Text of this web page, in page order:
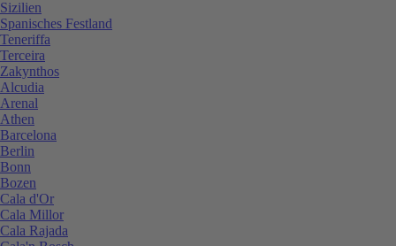
Sizilien
Spanisches Festland
Teneriffa
Terceira
Zakynthos
Alcudia
Arenal
Athen
Barcelona
Berlin
Bonn
Bozen
Cala d'Or
Cala Millor
Cala Rajada